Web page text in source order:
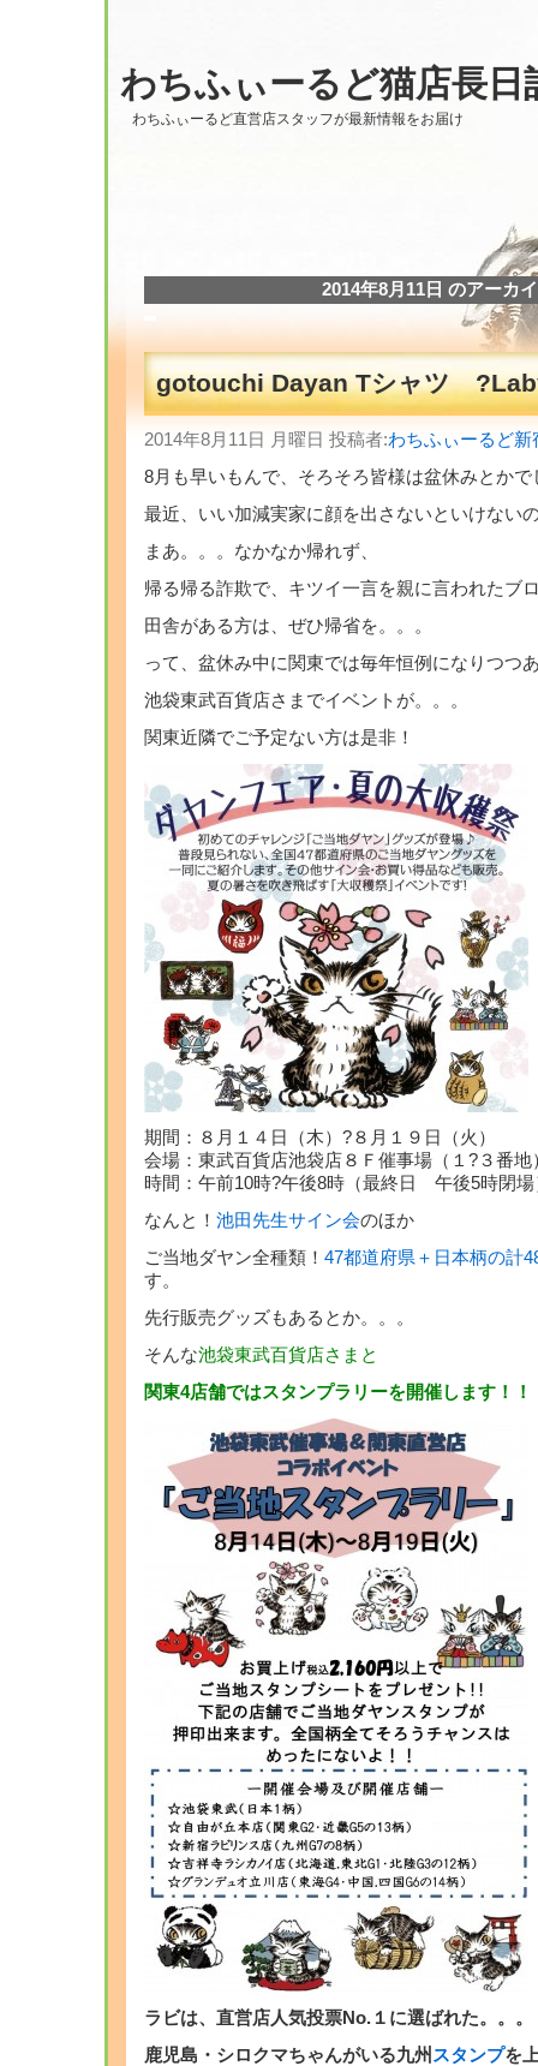
わちふぃーるど猫店長日
わちふぃーるど直営店スタッフが最新情報をお届け
2014年8月11日 のアーカ
gotouchi Dayan Tシャツ
2014年8月11日 月曜日 投稿者:わちふぃーるど
8月も早いもんで、そろそろ皆様は盆休みとかで
最近、いい加減実家に顔を出さないといけない
まあ。。。なかなか帰れず、
帰る帰る詐欺で、キツイ一言を親に言われたブ
田舎がある方は、ぜひ帰省を。。。
って、盆休み中に関東では毎年恒例になりつつ
池袋東武百貨店さまでイベントが。。。
関東近隣でご予定ない方は是非！
期間：８月１４日（木）?８月１９日（火）
会場：東武百貨店池袋店８Ｆ催事場（１?３番地
時間：午前10時?午後8時（最終日 午後5時閉場
なんと！ 池田先生サイン会のほか
ご当地ダヤン全種類！ 47都道府県＋日本柄の計
す。
先行販売グッズもあるとか。。。
そんな池袋東武百貨店さまと
関東4店舗ではスタンプラリーを開催します！！
ラビは、直営店人気投票No.１に選ばれた。。。
鹿児島・シロクマちゃんがいる九州 スタンプを